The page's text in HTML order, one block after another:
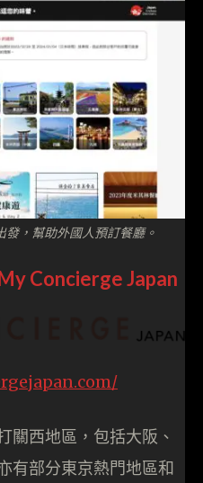
，幫助外國人預訂餐廳。
Concierge Japan
西地區，包括大阪、
有部分東京熱門地區和